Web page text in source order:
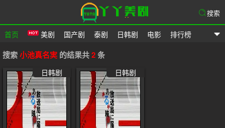
爱美剧网
首页 美剧 国产剧 泰剧 日韩剧 电影 排行榜
搜索
搜索小池真名実 的结果共2条
日韩剧 日韩剧